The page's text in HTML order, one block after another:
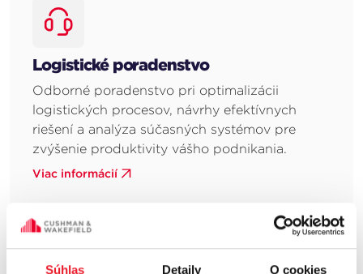
Súhlas Detaily O cookies
Logistické poradenstvo
Odborné poradenstvo pri optimalizácii
logistických procesov, návrhy efektívnych
riešení a analýza súčasných systémov pre
zvýšenie produktivity vášho podnikania.
Viac informácií